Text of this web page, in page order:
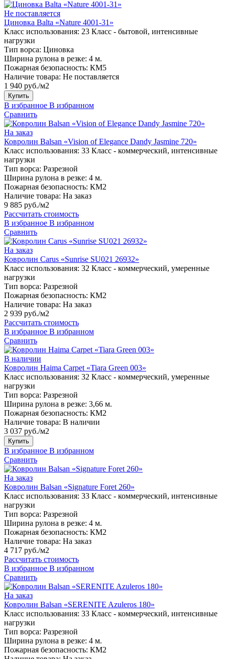
Не поставляется
Циновка Balta «Nature 4001-31»
Класс использования: 23 Класс - бытовой, интенсивные
нагрузки
Тип ворса: Циновка
Ширина рулона в резке: 4 м.
Пожарная безопасность: КМ5
Наличие товара: Не поставляется
1 940 руб./м2
Купить
В избранное В избранном
Сравнить
На заказ
Ковролин Balsan «Vision of Elegance Dandy Jasmine 720»
Класс использования: 33 Класс - коммерческий, интенсивные
нагрузки
Тип ворса: Разрезной
Ширина рулона в резке: 4 м.
Пожарная безопасность: КМ2
Наличие товара: На заказ
9 885 руб./м2
Рассчитать стоимость
В избранное В избранном
Сравнить
На заказ
Ковролин Carus «Sunrise SU021 26932»
Класс использования: 32 Класс - коммерческий, умеренные
нагрузки
Тип ворса: Разрезной
Пожарная безопасность: КМ2
Наличие товара: На заказ
2 939 руб./м2
Рассчитать стоимость
В избранное В избранном
Сравнить
В наличии
Ковролин Haima Carpet «Tiara Green 003»
Класс использования: 32 Класс - коммерческий, умеренные
нагрузки
Тип ворса: Разрезной
Ширина рулона в резке: 3,66 м.
Пожарная безопасность: КМ2
Наличие товара: В наличии
3 037 руб./м2
Купить
В избранное В избранном
Сравнить
На заказ
Ковролин Balsan «Signature Foret 260»
Класс использования: 33 Класс - коммерческий, интенсивные
нагрузки
Тип ворса: Разрезной
Ширина рулона в резке: 4 м.
Пожарная безопасность: КМ2
Наличие товара: На заказ
4 717 руб./м2
Рассчитать стоимость
В избранное В избранном
Сравнить
На заказ
Ковролин Balsan «SERENITE Azuleros 180»
Класс использования: 33 Класс - коммерческий, интенсивные
нагрузки
Тип ворса: Разрезной
Ширина рулона в резке: 4 м.
Пожарная безопасность: КМ2